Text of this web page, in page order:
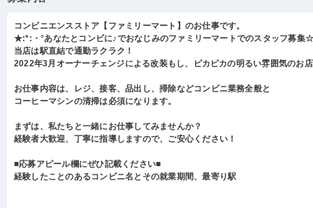
コンビニエンスストア【ファミリーマート】のお仕事です。
★:*:・°あなたとコンビに♪でおなじみのファミリーマートでのスタッフ募集
当店は駅直結で通勤ラクラク！
2022年3月オーナーチェンジによる改装もし、ピカピカの明るい雰囲気のお
お仕事内容は、レジ、接客、品出し、掃除などコンビニ業務全般と
コーヒーマシンの清掃は必須になります。
まずは、私たちと一緒にお仕事してみませんか？
経験者大歓迎、丁寧に指導しますので、ご安心ください！
■応募アピール欄にぜひ記載ください■
経験したことのあるコンビニ名とその就業期間、最寄り駅